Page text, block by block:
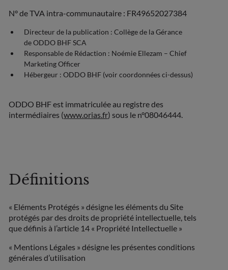
N° de TVA intra-communautaire : FR49652027384
Directeur de la publication : Collège de la Gérance
de ODDO BHF SCA
Responsable de Rédaction : Noémie Ellezam – Chief
Marketing Officer
Hébergeur : ODDO BHF (voir coordonnées ci-dessus)
ODDO BHF est immatriculée au registre des
intermédiaires (www.orias.fr) sous le n°08046444.
Définitions
« Eléments Protégés » désigne les éléments du Site
protégés par des droits de propriété intellectuelle, tels
que définis à l’article 14 « Propriété Intellectuelle »
« Mentions Légales » désigne les présentes conditions
générales d’utilisation